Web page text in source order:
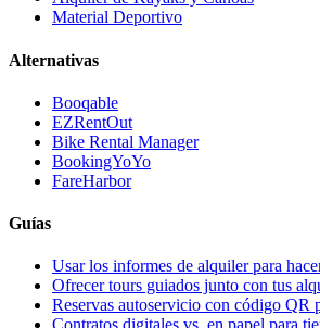
Material Deportivo
Alternativas
Booqable
EZRentOut
Bike Rental Manager
BookingYoYo
FareHarbor
Guías
Usar los informes de alquiler para
Ofrecer tours guiados junto con tus
Reservas autoservicio con código QR